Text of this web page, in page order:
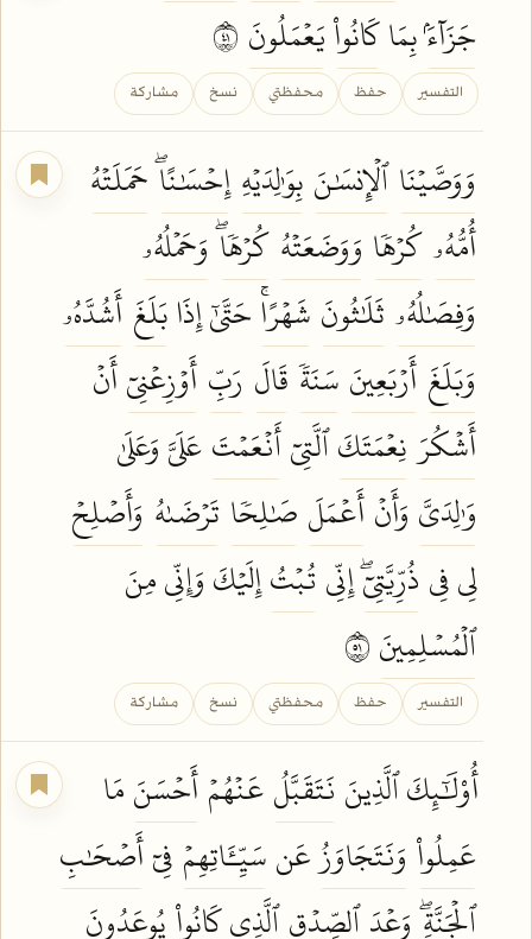
جَزَآءَۢبِمَاكَانُواْيَعۡمَلُونَ
التفسير حفظ محفظتي نسخ مشاركة
وَوَصَّيۡنَاٱلۡإِنسَٰنَ بِوَٰلِدَيۡهِ إِحۡسَٰنًاۖحَمَلَتۡهُ
أُمُّهُۥكُرۡهٗا وَوَضَعَتۡهُ كُرۡهٗاۖ وَحَمۡلُهُۥ
وَفِصَٰلُهُۥ ثَلَٰثُونَ شَهۡرًاۚحَتَّىٰٓ إِذَابَلَغَ أَشُدَّهُۥ
وَبَلَغَ أَرۡبَعِينَ سَنَةٗقَالَ رَبِّ أَوۡزِعۡنِيٓأَنۡ
أَشۡكُرَ نِعۡمَتَكَٱلَّتِيٓأَنۡعَمۡتَعَلَيَّ وَعَلَىٰ
وَٰلِدَيَّ وَأَنۡأَعۡمَلَ صَٰلِحٗا تَرۡضَىٰهُ وَأَصۡلِحۡ
لِي فِي ذُرِّيَّتِيٓۖإِنِّي تُبۡتُإِلَيۡكَ وَإِنِّي مِنَ
ٱلۡمُسۡلِمِينَ
التفسير حفظ محفظتي نسخ مشاركة
أُوْلَٰٓئِكَ ٱلَّذِينَ نَتَقَبَّلُعَنۡهُمۡأَحۡسَنَمَا
عَمِلُواْ وَنَتَجَاوَزُعَنسَيِّـَٔاتِهِمۡ فِيٓأَصۡحَٰبِ
ٱلۡجَنَّةِۖ وَعۡدَٱلصِّدۡقِٱلَّذِيكَانُواْيُوعَدُونَ